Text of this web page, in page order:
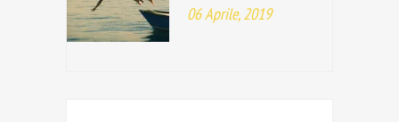
06 Aprile, 2019